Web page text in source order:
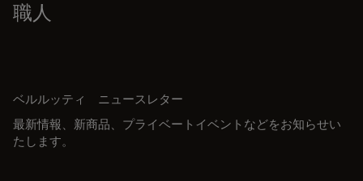
職人
ベルルッティ ニュースレター
最新情報、新商品、プライベートイベントなどをお知らせい
たします。